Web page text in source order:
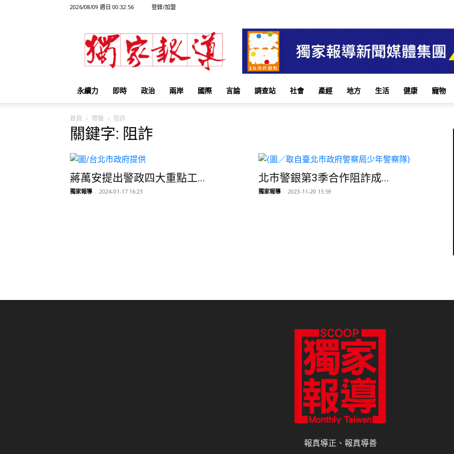
2026/08/09 週日 00:32:56 登錄/加盟
獨
家
報
永續力 即時 政治 兩岸 國際 言論 調查站 社會 產經 地方 生活 健康 寵物
首頁 標籤 阻詐
關鍵字: 阻詐
蔣萬安提出警政四大重點工...
獨家報導 - 2024-01-17 16:23
北市警銀第3季合作阻詐成...
獨家報導 - 2023-11-20 15:59
報真導正、報真導善